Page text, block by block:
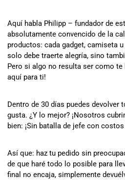
Aquí habla Philipp – fundador de
absolutamente convencido de la
productos: cada gadget, camiseta
solo debe traerte alegría, sino
Pero si algo no resulta ser como te
aquí para ti!
Dentro de 30 días puedes devolver
gusta. ¿Y lo mejor? ¡Nosotros
bien: ¡Sin batalla de jefe con
Así que: haz tu pedido sin
de que haré todo lo posible para
final no encaja, simplemente